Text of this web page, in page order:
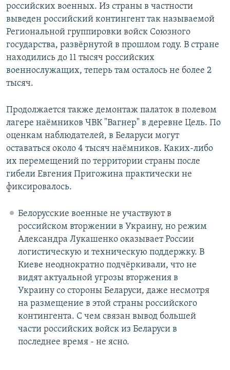
российских военных. Из страны в частности
выведен российский контингент так называемой
Региональной группировки войск Союзного
государства, развёрнутой в прошлом году. В стране
находились до 11 тысяч российских
военнослужащих, теперь там осталось не более 2
тысяч.
Продолжается также демонтаж палаток в полевом
лагере наёмников ЧВК "Вагнер" в деревне Цель. По
оценкам наблюдателей, в Беларуси могут
оставаться около 4 тысяч наёмников. Каких-либо
их перемещений по территории страны после
гибели Евгения Пригожина практически не
фиксировалось.
Белорусские военные не участвуют в
российском вторжении в Украину, но режим
Александра Лукашенко оказывает России
логистическую и техническую поддержку. В
Киеве неоднократно подчёркивали, что не
видят актуальной угрозы вторжения в
Украину со стороны Беларуси, даже несмотря
на размещение в этой страны российского
контингента. С чем связан вывод большей
части российских войск из Беларуси в
последнее время - не ясно.